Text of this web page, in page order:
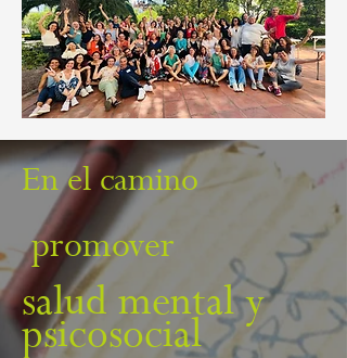
En el camino
promover
salud mental y
psicosocial